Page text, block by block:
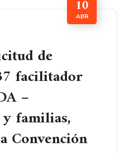
10
ABR
de
facilitador
–
y familias,
Convención